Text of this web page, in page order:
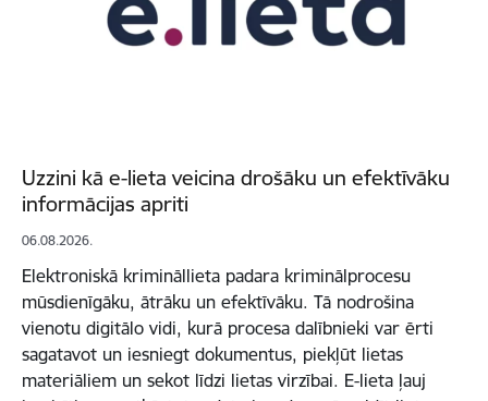
Uzzini kā e-lieta veicina drošāku un efektīvāku
informācijas apriti
06.08.2026.
Elektroniskā krimināllieta padara kriminālprocesu
mūsdienīgāku, ātrāku un efektīvāku. Tā nodrošina
vienotu digitālo vidi, kurā procesa dalībnieki var ērti
sagatavot un iesniegt dokumentus, piekļūt lietas
materiāliem un sekot līdzi lietas virzībai. E-lieta ļauj